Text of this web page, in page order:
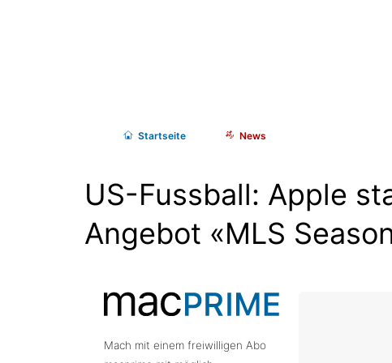
Startseite News
US-Fussball: Apple
Angebot «MLS
Mach mit einem freiwilligen Abo